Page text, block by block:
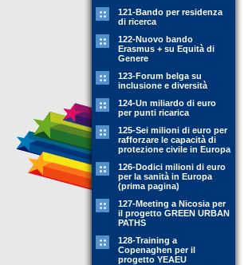
121-Bando per residenza
di ricerca
122-Nuovo bando
Erasmus + su Equità di
Genere
123-Forum belga su
inclusione e diversità
124-Un miliardo di euro
per punti ricarica
125-Sei milioni di euro per
rafforzare le capacità di
protezione civile in Europa
126-Dodici milioni di euro
per la sanità in Europa
(prima pagina)
127-Meeting a Nicosia per
il progetto GREEN URBAN
PATHS
128-Training a
Copenaghen per il
progetto YEAEU